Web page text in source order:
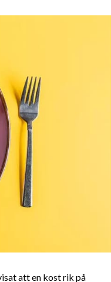
att en kost rik på